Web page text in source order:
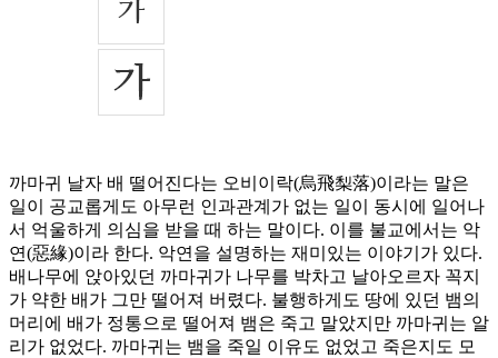
까마귀 날자 배 떨어진다는 오비이락(烏飛梨落)이라는 말은
일이 공교롭게도 아무런 인과관계가 없는 일이 동시에 일어나
서 억울하게 의심을 받을 때 하는 말이다. 이를 불교에서는 악
연(惡緣)이라 한다. 악연을 설명하는 재미있는 이야기가 있다.
배나무에 앉아있던 까마귀가 나무를 박차고 날아오르자 꼭지
가 약한 배가 그만 떨어져 버렸다. 불행하게도 땅에 있던 뱀의
머리에 배가 정통으로 떨어져 뱀은 죽고 말았지만 까마귀는 알
리가 없었다. 까마귀는 뱀을 죽일 이유도 없었고 죽은지도 모